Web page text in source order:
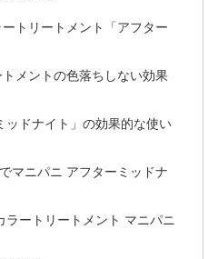
トリートメント「アフター
メントの色落ちしない効果
ッドナイト」の効果的な使い
マニパニ アフターミッドナ
ラートリートメント マニパニ